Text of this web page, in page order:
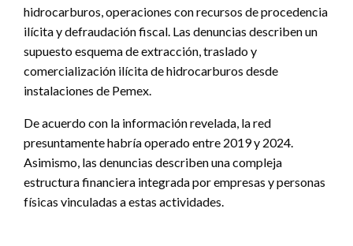
hidrocarburos, operaciones con recursos de procedencia
ilícita y defraudación fiscal. Las denuncias describen un
supuesto esquema de extracción, traslado y
comercialización ilícita de hidrocarburos desde
instalaciones de Pemex.
De acuerdo con la información revelada, la red
presuntamente habría operado entre 2019 y 2024.
Asimismo, las denuncias describen una compleja
estructura financiera integrada por empresas y personas
físicas vinculadas a estas actividades.